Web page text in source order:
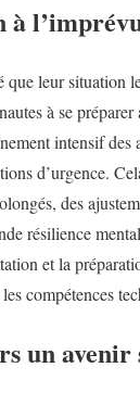
à
leur situation
à se préparer
intensif des
d’urgence.
des
résilience
et la
compétences
un avenir